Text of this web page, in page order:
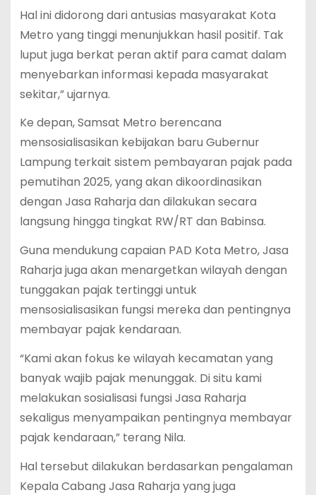
Hal ini didorong dari antusias masyarakat Kota
Metro yang tinggi menunjukkan hasil positif. Tak
luput juga berkat peran aktif para camat dalam
menyebarkan informasi kepada masyarakat
sekitar,” ujarnya.
Ke depan, Samsat Metro berencana
mensosialisasikan kebijakan baru Gubernur
Lampung terkait sistem pembayaran pajak pada
pemutihan 2025, yang akan dikoordinasikan
dengan Jasa Raharja dan dilakukan secara
langsung hingga tingkat RW/RT dan Babinsa.
Guna mendukung capaian PAD Kota Metro, Jasa
Raharja juga akan menargetkan wilayah dengan
tunggakan pajak tertinggi untuk
mensosialisasikan fungsi mereka dan pentingnya
membayar pajak kendaraan.
“Kami akan fokus ke wilayah kecamatan yang
banyak wajib pajak menunggak. Di situ kami
melakukan sosialisasi fungsi Jasa Raharja
sekaligus menyampaikan pentingnya membayar
pajak kendaraan,” terang Nila.
Hal tersebut dilakukan berdasarkan pengalaman
Kepala Cabang Jasa Raharja yang juga